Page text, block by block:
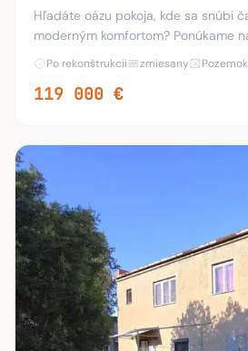
Hľadáte oázu pokoja, kde sa snúbi
moderným komfortom? Ponúkame
kompletne zrekonštruovaný
príhraničnej obci Pastovce. Táto
Po rekonštrukcii zmiesany
119 000 €